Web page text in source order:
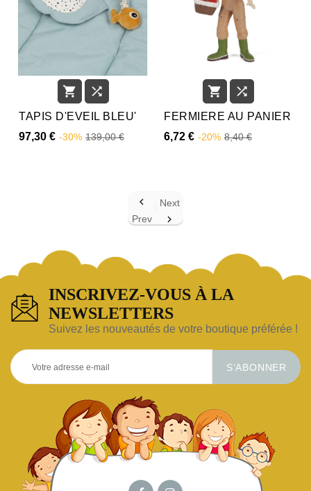
 
TAPIS D'EVEIL BLEU'
97,30 € -30% 139,00 €
 
FERMIERE AU PANIER
6,72 € -20% 8,40 €

Prev
Next

INSCRIVEZ-VOUS À LA
NEWSLETTERS
Suivez les nouveautés de votre boutique préférée !
S’ABONNER